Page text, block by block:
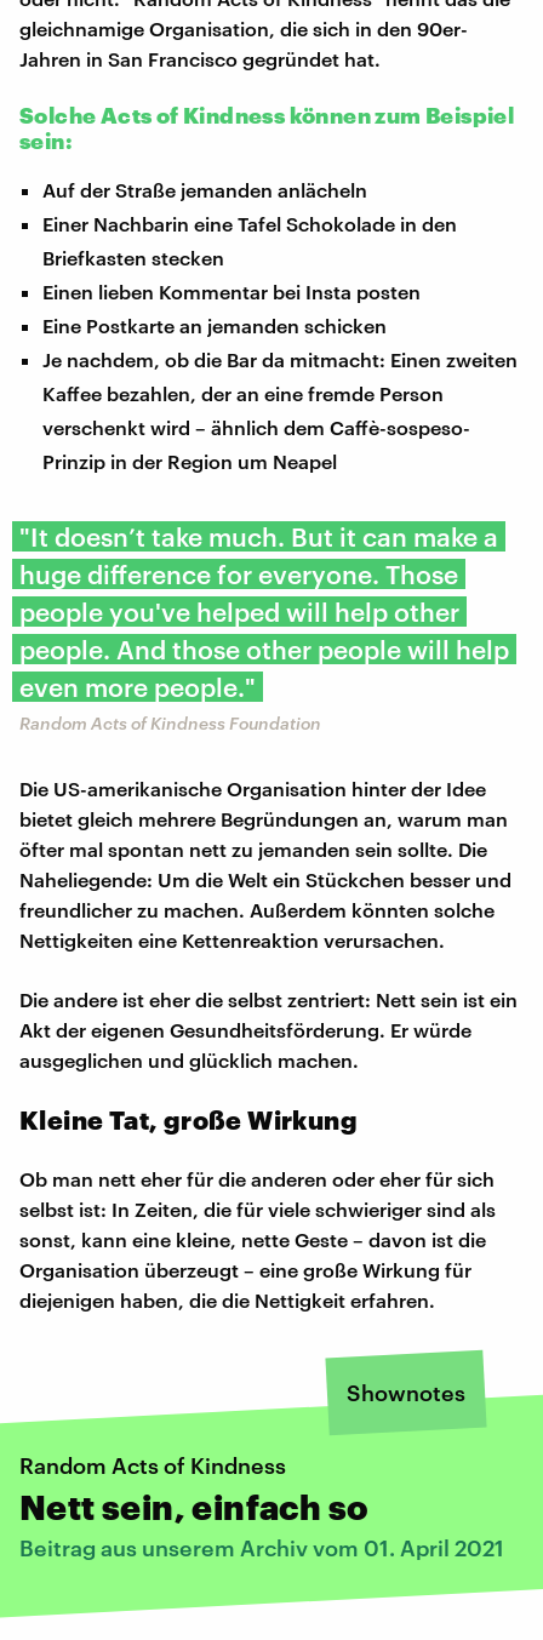
gleichnamige Organisation, die sich in den 90er-
Jahren in San Francisco gegründet hat.
Solche Acts of Kindness können zum Beispiel
sein:
Auf der Straße jemanden anlächeln
Einer Nachbarin eine Tafel Schokolade in den
Briefkasten stecken
Einen lieben Kommentar bei Insta posten
Eine Postkarte an jemanden schicken
Je nachdem, ob die Bar da mitmacht: Einen zweiten
Kaffee bezahlen, der an eine fremde Person
verschenkt wird – ähnlich dem Caffè-sospeso-
Prinzip in der Region um Neapel
"It doesn’t take much. But it can make a
huge difference for everyone. Those
people you've helped will help other
people. And those other people will help
even more people."
Random Acts of Kindness Foundation
Die US-amerikanische Organisation hinter der Idee
bietet gleich mehrere Begründungen an, warum man
öfter mal spontan nett zu jemanden sein sollte. Die
Naheliegende: Um die Welt ein Stückchen besser und
freundlicher zu machen. Außerdem könnten solche
Nettigkeiten eine Kettenreaktion verursachen.
Die andere ist eher die selbst zentriert: Nett sein ist ein
Akt der eigenen Gesundheitsförderung. Er würde
ausgeglichen und glücklich machen.
Kleine Tat, große Wirkung
Ob man nett eher für die anderen oder eher für sich
selbst ist: In Zeiten, die für viele schwieriger sind als
sonst, kann eine kleine, nette Geste – davon ist die
Organisation überzeugt – eine große Wirkung für
diejenigen haben, die die Nettigkeit erfahren.
Shownotes
Random Acts of Kindness
Nett sein, einfach so
Beitrag aus unserem Archiv vom 01. April 2021